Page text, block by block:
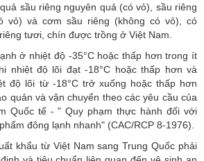
sầu riêng nguyên quả (có vỏ), sầu riêng
vỏ) và cơm sầu riêng (không có vỏ), có
tươi, chín được trồng ở Việt Nam.
ở nhiệt độ -35°C hoặc thấp hơn trong ít
nhiệt độ lõi đạt -18°C hoặc thấp hơn và
độ lõi từ -18°C trở xuống hoặc thấp hơn
quản và vận chuyển theo các yêu cầu của
Quốc tế - " Quy phạm thực hành đối với
đông lạnh nhanh" (CAC/RCP 8-1976).
khẩu từ Việt Nam sang Trung Quốc phải